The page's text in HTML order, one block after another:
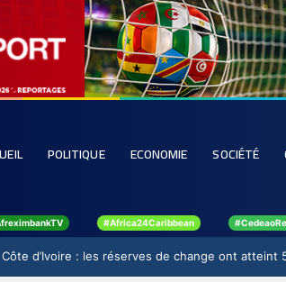
POLITIQUE ECONOMIE SOCIÉTÉ
#Africa24Caribbean
Côte d’Ivoire : les réserves de change ont atteint